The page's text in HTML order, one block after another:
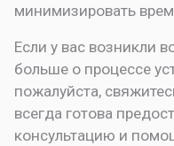
минимизировать
Если у вас возникли
больше о процессе
пожалуйста,
всегда готова
консультацию и